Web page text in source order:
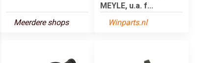
Meerdere shops
MEYLE, u.a. f...
Winparts.nl